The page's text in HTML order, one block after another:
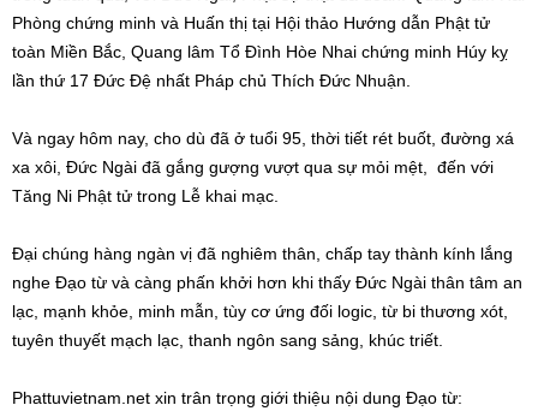
Phòng chứng minh và Huấn thị tại Hội thảo Hướng dẫn Phật tử
toàn Miền Bắc, Quang lâm Tổ Đình Hòe Nhai chứng minh Húy kỵ
lần thứ 17 Đức Đệ nhất Pháp chủ Thích Đức Nhuận.
Và ngay hôm nay, cho dù đã ở tuổi 95, thời tiết rét buốt, đường xá
xa xôi, Đức Ngài đã gắng gượng vượt qua sự mỏi mệt, đến với
Tăng Ni Phật tử trong Lễ khai mạc.
Đại chúng hàng ngàn vị đã nghiêm thân, chấp tay thành kính lắng
nghe Đạo từ và càng phấn khởi hơn khi thấy Đức Ngài thân tâm an
lạc, mạnh khỏe, minh mẫn, tùy cơ ứng đối logic, từ bi thương xót,
tuyên thuyết mạch lạc, thanh ngôn sang sảng, khúc triết.
Phattuvietnam.net xin trân trọng giới thiệu nội dung Đạo từ: